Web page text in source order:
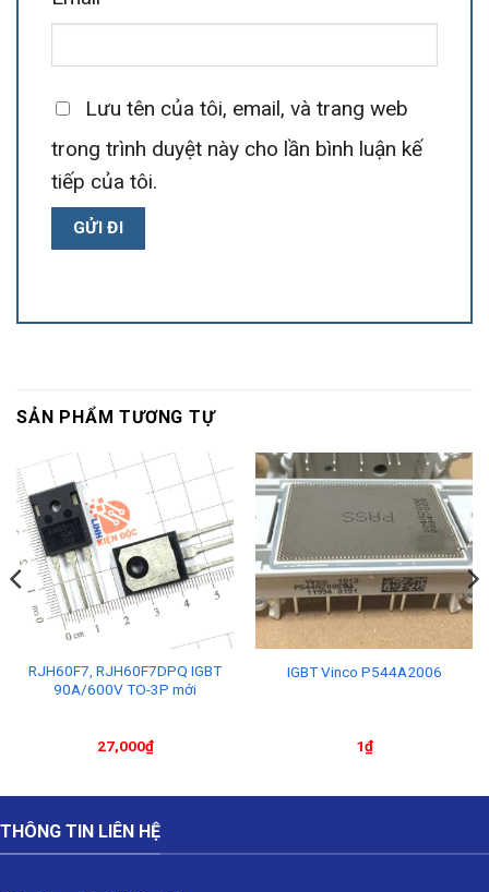
Lưu tên của tôi, email, và trang web
trong trình duyệt này cho lần bình luận kế
tiếp của tôi.
SẢN PHẨM TƯƠNG TỰ
RJH60F7, RJH60F7DPQ IGBT
90A/600V TO-3P mới
27,000₫
IGBT Vinco P544A2006
1₫
THÔNG TIN LIÊN HỆ